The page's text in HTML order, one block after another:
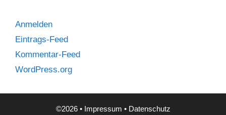
Anmelden
Eintrags-Feed
Kommentar-Feed
WordPress.org
©2026 • Impressum • Datenschutz